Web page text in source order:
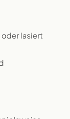
lasiert